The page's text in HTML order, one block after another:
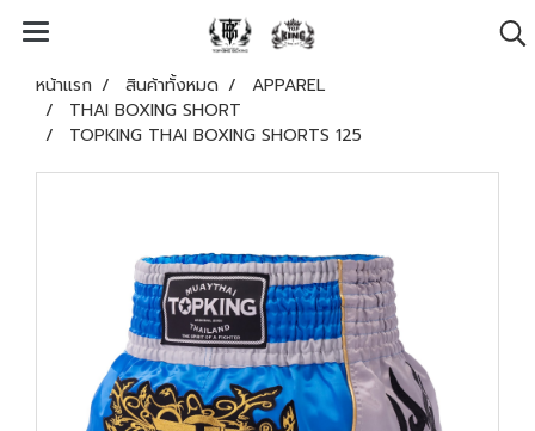
หน้าแรก สินค้าทั้งหมด
APPAREL
THAI BOXING SHORT
TOPKING THAI BOXING SHORTS 125